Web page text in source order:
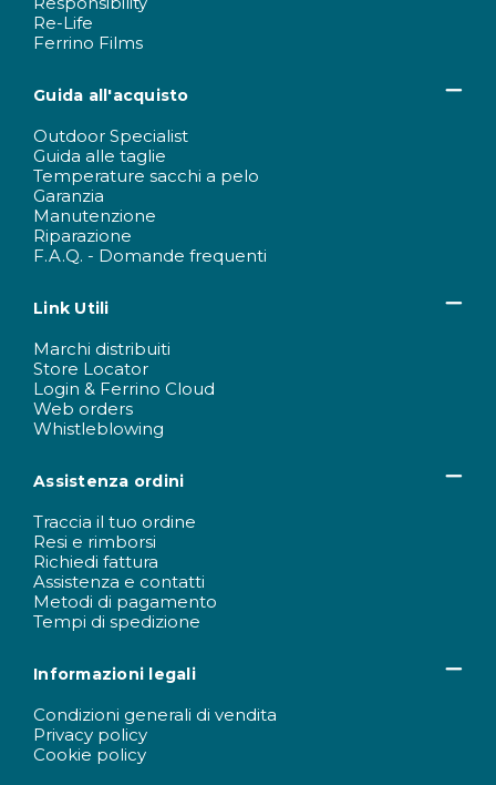
Re-Life
Ferrino Films
Guida all'acquisto
Outdoor Specialist
Guida alle taglie
Temperature sacchi a pelo
Garanzia
Manutenzione
Riparazione
F.A.Q. - Domande frequenti
Link Utili
Marchi distribuiti
Store Locator
Login & Ferrino Cloud
Web orders
Whistleblowing
Assistenza ordini
Traccia il tuo ordine
Resi e rimborsi
Richiedi fattura
Assistenza e contatti
Metodi di pagamento
Tempi di spedizione
Informazioni legali
Condizioni generali di vendita
Privacy policy
Cookie policy